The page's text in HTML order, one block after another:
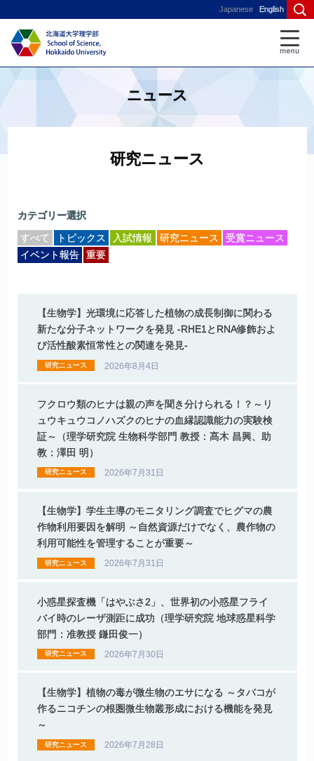
Japanese English
ニュース
研究ニュース
カテゴリー選択
すべて トピックス 入試情報 研究ニュース
受賞ニュース
イベント報告
重要
【生物学】 光環境に応答した植物の成長制御に関わる
新たな分子ネットワークを発見-RHE1と RNA修飾およ
び活性酸素恒常性との関連を発見-
研究ニュース 2026年8月4日
フクロウ類のヒナは親の声を聞き分けられる！？ ～ リ
ュウキュウコノハスクのヒナの血縁認識能力の実験検
証～ （理学研究院 生物科学部門 教授： 髙木 昌興、 助
教： 澤田 明）
研究ニュース 2026年7月31日
【生物学】 学生主導のモニタリンク調査てヒクマの農
作物利用要因を解明 ～自然資源たけてなく、 農作物の
利用可能性を管理することが重要～
研究ニュース 2026年7月31日
小惑星探査機「はやぶさ2」、 世界初の小惑星フライ
バイ時のレーザ測距に成功 （理学研究院 地球惑星科学
部門： 准教授 鎌田俊一）
研究ニュース 2026年7月30日
【生物学】 植物の毒が微生物のエサになる ～タバコが
作るニコチンの根圏微生物叢形成における機能を発見
～
研究ニュース 2026年7月28日